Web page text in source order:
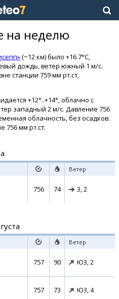
на неделю
(~12 км) было +16.7°C,
дождь, ветер южный 1 м/с.
станции 759 мм рт.ст,
+12°..+14°, облачно с
западный 2 м/с. Давление 756
облачность, без осадков.
756 мм рт.ст.
Ветер
756 74 З, 2
Ветер
757 90 ЮЗ, 2
757 73 ЮЗ, 4